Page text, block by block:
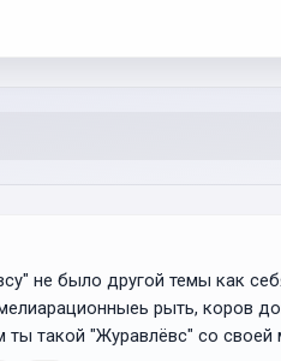
не было другой темы как
рыть, коров
ты такой "Журавлёвс" со